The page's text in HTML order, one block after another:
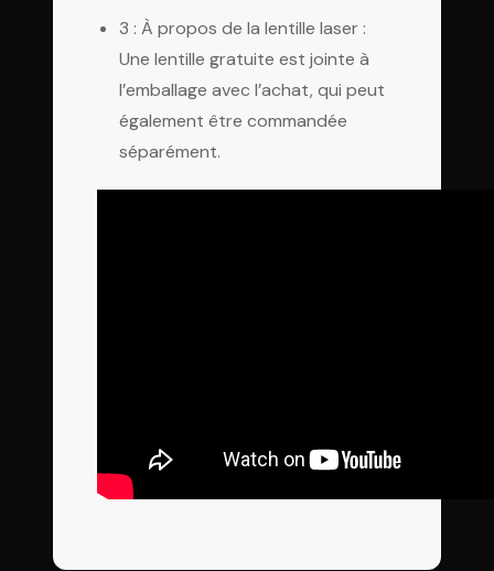
3 : À propos de la lentille laser :
Une lentille gratuite est jointe à
l’emballage avec l’achat, qui peut
également être commandée
séparément.